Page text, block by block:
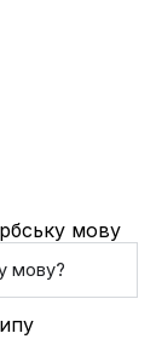
мову
мову?